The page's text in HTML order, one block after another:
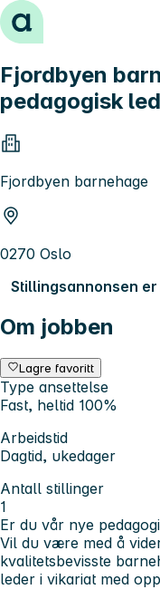
Hopp til innhold
Fjordbyen
pedagogisk
Fjordbyen barnehage
0270 Oslo
Stillingsannonsen er
Om jobben
Lagre favoritt
Type ansettelse
Fast, heltid 100%
Arbeidstid
Dagtid, ukedager
Antall stillinger
1
Er du vår nye
Vil du være med å
kvalitetsbevisste
leder i vikariat med